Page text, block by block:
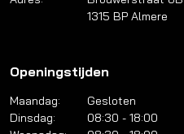
1315 BP Almere
Openingstijden
Maandag:
Gesloten
Dinsdag:
08:30 - 18:00